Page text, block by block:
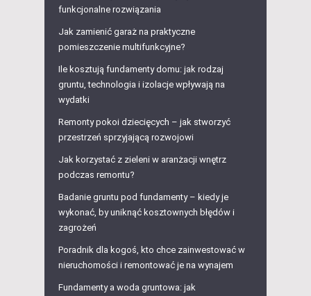
funkcjonalne rozwiązania
Jak zamienić garaż na praktyczne
pomieszczenie multifunkcyjne?
Ile kosztują fundamenty domu: jak rodzaj
gruntu, technologia i izolacje wpływają na
wydatki
Remonty pokoi dziecięcych – jak stworzyć
przestrzeń sprzyjającą rozwojowi
Jak korzystać z zieleni w aranżacji wnętrz
podczas remontu?
Badanie gruntu pod fundamenty – kiedy je
wykonać, by uniknąć kosztownych błędów i
zagrożeń
Poradnik dla kogoś, kto chce zainwestować w
nieruchomości i remontować je na wynajem
Fundamenty a woda gruntowa: jak